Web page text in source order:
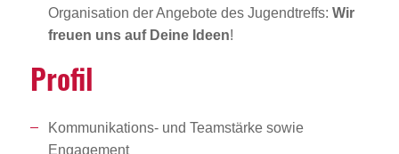
Organisation der Angebote des Jugendtreffs: Wir
freuen uns auf Deine Ideen!
Profil
Kommunikations- und Teamstärke sowie
Engagement